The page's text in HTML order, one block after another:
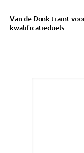
Van de Donk traint
kwalificatieduels